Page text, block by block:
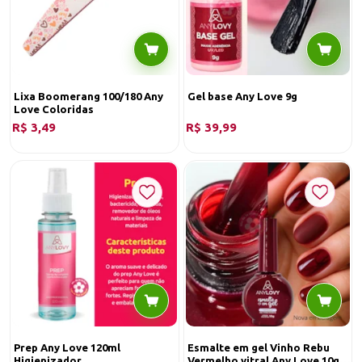
alongamento como blindagem ou esmaltação.
PREPARADORES ANY LOVE
Prep Any Love
Lixa Boomerang 100/180 Any
Love Coloridas
R$ 3,49
Gel base Any Love 9g
R$ 39,99
Prep Any Love 120ml
Esmalte em gel Vinho Rebu